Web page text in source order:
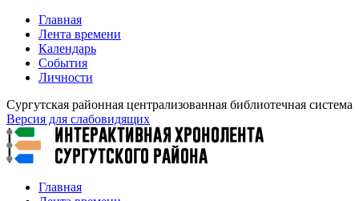
Главная
Лента времени
Календарь
События
Личности
Сургутская районная централизованная библиотечная система
Версия для слабовидящих
Главная